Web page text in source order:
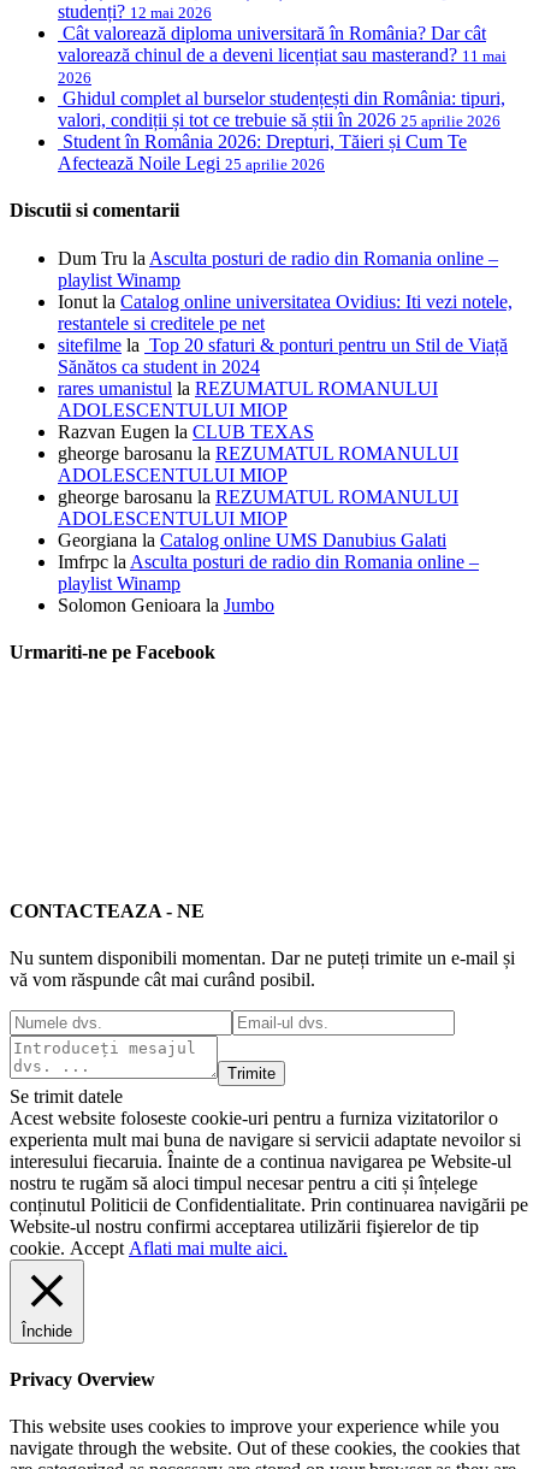
studenți? 12 mai 2026
Cât valorează diploma universitară în România? Dar cât
valorează chinul de a deveni licențiat sau masterand? 11 mai
2026
Ghidul complet al burselor studențești din România: tipuri,
valori, condiții și tot ce trebuie să știi în 2026 25 aprilie 2026
Student în România 2026: Drepturi, Tăieri și Cum Te
Afectează Noile Legi 25 aprilie 2026
Discutii si comentarii
Dum Tru la Asculta posturi de radio din Romania online –
playlist Winamp
Ionut la Catalog online universitatea Ovidius: Iti vezi notele,
restantele si creditele pe net
sitefilme la Top 20 sfaturi & ponturi pentru un Stil de Viață
Sănătos ca student in 2024
rares umanistul la REZUMATUL ROMANULUI
ADOLESCENTULUI MIOP
Razvan Eugen la CLUB TEXAS
gheorge barosanu la REZUMATUL ROMANULUI
ADOLESCENTULUI MIOP
gheorge barosanu la REZUMATUL ROMANULUI
ADOLESCENTULUI MIOP
Georgiana la Catalog online UMS Danubius Galati
Imfrpc la Asculta posturi de radio din Romania online –
playlist Winamp
Solomon Genioara la Jumbo
Urmariti-ne pe Facebook
CONTACTEAZA - NE
Nu suntem disponibili momentan. Dar ne puteți trimite un e-mail și
vă vom răspunde cât mai curând posibil.
Trimite
Se trimit datele
Acest website foloseste cookie-uri pentru a furniza vizitatorilor o
experienta mult mai buna de navigare si servicii adaptate nevoilor si
interesului fiecaruia. Înainte de a continua navigarea pe Website-ul
nostru te rugăm să aloci timpul necesar pentru a citi și înțelege
conținutul Politicii de Confidentialitate. Prin continuarea navigării pe
Website-ul nostru confirmi acceptarea utilizării fişierelor de tip
cookie. Accept Aflati mai multe aici.
Închide
Privacy Overview
This website uses cookies to improve your experience while you
navigate through the website. Out of these cookies, the cookies that